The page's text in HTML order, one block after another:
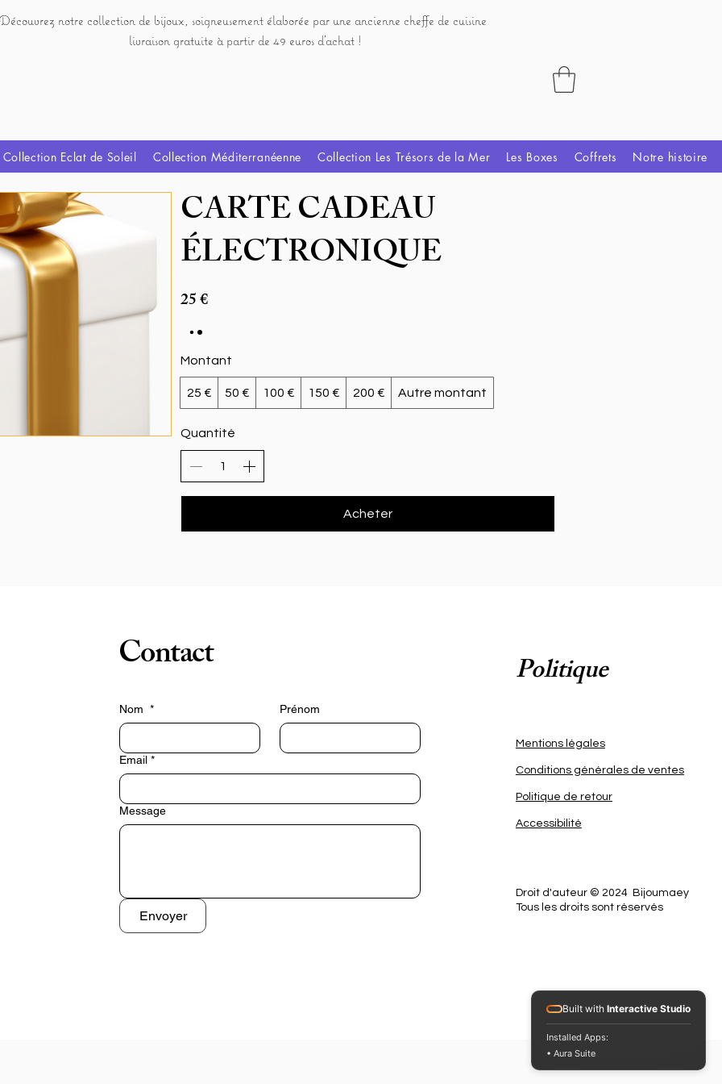
Découvrez notre collection de bijoux, soigneusement élaborée par une ancienne cheffe de cuisine
livraison gratuite à partir de 49 euros d'achat !
Collection Eclat de Soleil Collection Méditerranéenne Collection Les Trésors de la Mer Les Boxes Coffrets Notre histoire
CARTE CADEAU
ÉLECTRONIQUE
25 €
Montant
25 € 50 € 100 € 150 € 200 € Autre montant
Quantité
Acheter
Contact
Nom * Prénom
Email *
Message
Envoyer
Politique
Mentions légales
Conditions générales de ventes
Politique de retour
Accessibilité
Droit d'auteur © 2024 Bijoumaey
Tous les droits sont réservés
Built with Interactive Studio
Installed Apps:
• Aura Suite